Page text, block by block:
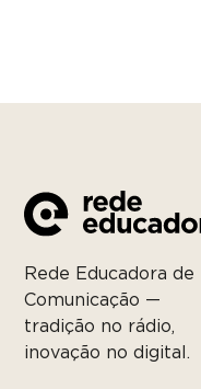
Rede Educadora de
Comunicação —
tradição no rádio,
inovação no digital.